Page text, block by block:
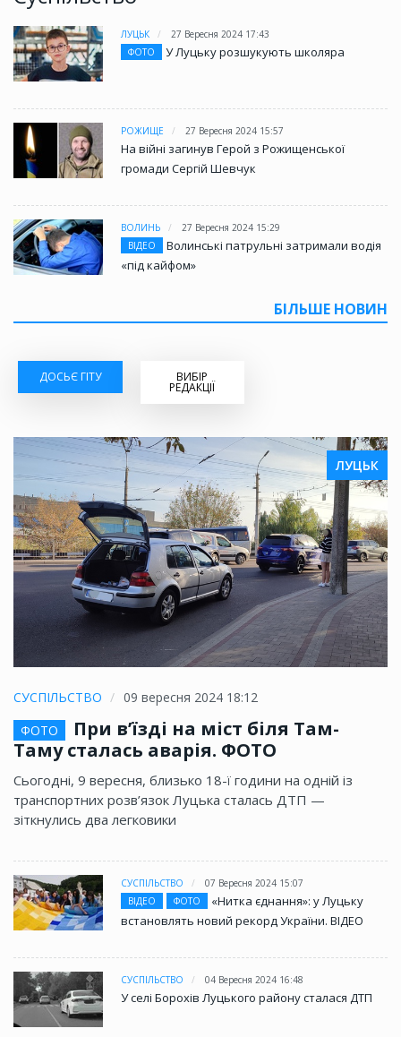
ЛУЦЬК
27 Вересня 2024 17:43
ФОТО
У Луцьку розшукують школяра
РОЖИЩЕ 27 Вересня 2024 15:57
На війні загинув Герой з Рожищенської
громади Сергій Шевчук
ВОЛИНЬ
27 Вересня 2024 15:29
ВІДЕО
Волинські патрульні затримали водія
«під кайфом»
БІЛЬШЕ НОВИН
ДОСЬЄ ГІТУ ВИБІР
РЕДАКЦІЇ
ЛУЦЬК
СУСПІЛЬСТВО
09 вересня 2024 18:12
ФОТО
При в’їзді на міст біля Там-
Таму сталась аварія. ФОТО
Сьогодні, 9 вересня, близько 18-ї години на одній із
транспортних розв’язок Луцька сталась ДТП —
зіткнулись два легковики
СУСПІЛЬСТВО
07 Вересня 2024 15:07
ВІДЕО
ФОТО
«Нитка єднання»: у Луцьку
встановлять новий рекорд України. ВІДЕО
СУСПІЛЬСТВО 04 Вересня 2024 16:48
У селі Борохів Луцького району сталася ДТП